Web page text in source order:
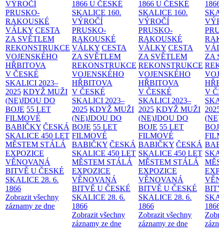
VÝROČÍ
PRUSKO-
RAKOUSKÉ
VÁLKY CESTA
ZA SVĚTLEM
REKONSTRUKCE
VOJENSKÉHO
HŘBITOVA
V ČESKÉ
SKALICI 2023–
2025 KDYŽ MUŽI
(NE)JDOU DO
BOJE 55 LET
FILMOVÉ
BABIČKY ČESKÁ
SKALICE 450 LET
MĚSTEM STÁLÁ
EXPOZICE
VĚNOVANÁ
BITVĚ U ČESKÉ
SKALICE 28. 6.
1866
Zobrazit všechny
záznamy ze dne
1866 U ČESKÉ
SKALICE 160.
VÝROČÍ
PRUSKO-
RAKOUSKÉ
VÁLKY CESTA
ZA SVĚTLEM
REKONSTRUKCE
VOJENSKÉHO
HŘBITOVA
V ČESKÉ
SKALICI 2023–
2025 KDYŽ MUŽI
(NE)JDOU DO
BOJE 55 LET
FILMOVÉ
BABIČKY ČESKÁ
SKALICE 450 LET
MĚSTEM STÁLÁ
EXPOZICE
VĚNOVANÁ
BITVĚ U ČESKÉ
SKALICE 28. 6.
1866
Zobrazit všechny
záznamy ze dne
1866 U ČESKÉ
SKALICE 160.
VÝROČÍ
PRUSKO-
RAKOUSKÉ
VÁLKY CESTA
ZA SVĚTLEM
REKONSTRUKCE
VOJENSKÉHO
HŘBITOVA
V ČESKÉ
SKALICI 2023–
2025 KDYŽ MUŽI
(NE)JDOU DO
BOJE 55 LET
FILMOVÉ
BABIČKY ČESKÁ
SKALICE 450 LET
MĚSTEM STÁLÁ
EXPOZICE
VĚNOVANÁ
BITVĚ U ČESKÉ
SKALICE 28. 6.
1866
Zobrazit všechny
záznamy ze dne
ZA
V